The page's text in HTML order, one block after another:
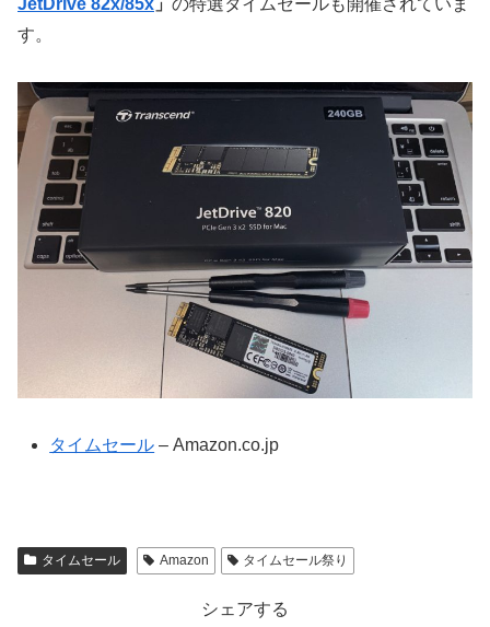
JetDrive 82x/85x 」 の特選タイムセールも開催されていま
す。
タイムセール – Amazon.co.jp
タイムセール Amazon タイムセール祭り
シェアする